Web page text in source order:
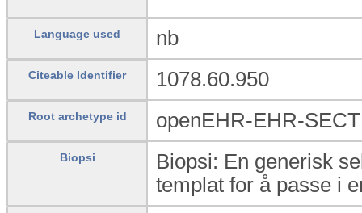
Language used nb
Citeable Identifier 1078.60.950
Root archetype id openEHR-EHR-
Biopsi
Biopsi: En generisk
templat for å passe i